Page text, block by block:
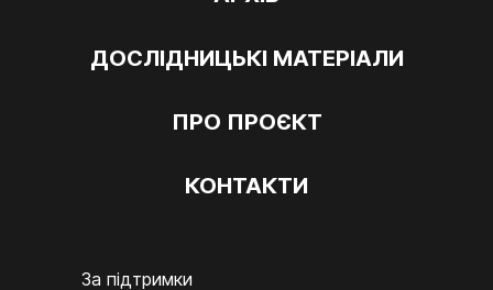
ДОСЛІДНИЦЬКІ МАТЕРІАЛИ
ПРО ПРОЄКТ
КОНТАКТИ
За підтримки